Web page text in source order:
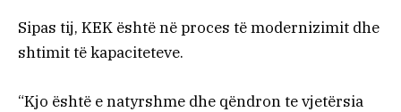
Sipas tij, KEK është në proces të modernizimit dhe
shtimit të kapaciteteve.
“Kjo është e natyrshme dhe qëndron te vjetërsia